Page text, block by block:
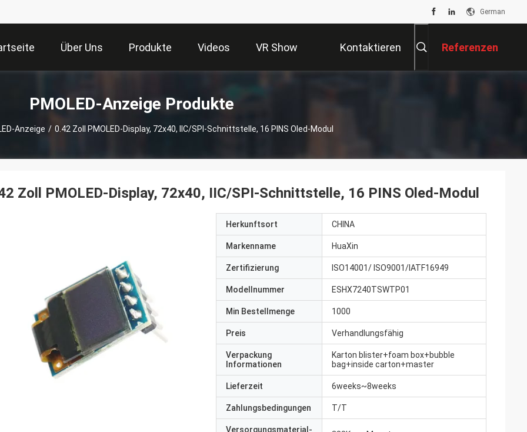
German
Über Uns Produkte Videos VR Show Kontaktieren Referenzen
PMOLED-Anzeige Produkte
Anzeige / 0.42 Zoll PMOLED-Display, 72x40, IIC/SPI-Schnittstelle, 16 PINS Oled-Modul
Zoll PMOLED-Display, 72x40, IIC/SPI-Schnittstelle, 16 PINS Oled-Modul
Herkunftsort CHINA
Markenname HuaXin
Zertifizierung ISO14001/ ISO9001/IATF16949
Modellnummer ESHX7240TSWTP01
Min Bestellmenge 1000
Preis Verhandlungsfähig
Verpackung
Informationen
Karton blister+foam box+bubble
bag+inside carton+master
Lieferzeit 6weeks~8weeks
Zahlungsbedingungen T/T
Versorgungsmaterial-